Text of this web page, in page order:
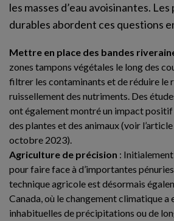
les masses d’eau avoisinantes.
durables abordent ces questions
Mettre en place des bandes
zones tampons végétales le long des
filtrer les contaminants et de réduire le
ruissellement des nutriments. Des
ont également montré un impact
des plantes et des animaux (voir
octobre 2023).
Agriculture de précision :
pour faire face à d’importantes pénuries
technique agricole est désormais
Canada, où le changement climatique a
inhabituelles de précipitations ou de